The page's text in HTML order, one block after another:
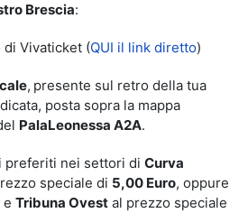
Brescia:
di Vivaticket (QUI il link diretto)
, presente sul retro della tua
posta sopra la mappa
PalaLeonessa A2A.
preferiti nei settori di Curva
speciale di 5,00 Euro, oppure
e Tribuna Ovest al prezzo speciale